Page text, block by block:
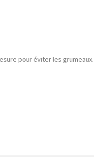
pour éviter les grumeaux.